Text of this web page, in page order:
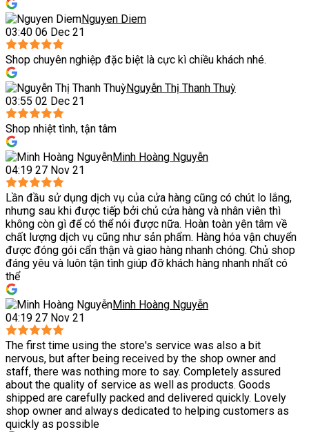
Nguyen Diem
03:40 06 Dec 21
Shop chuyên nghiệp đặc biệt là cực kì chiều khách nhé.
Nguyễn Thị Thanh Thuỳ
03:55 02 Dec 21
Shop nhiệt tình, tận tâm
Minh Hoàng Nguyễn
04:19 27 Nov 21
Lần đầu sử dụng dịch vụ của cửa hàng cũng có chút lo lắng,
nhưng sau khi được tiếp bởi chủ cửa hàng và nhân viên thì
không còn gì để có thể nói được nữa. Hoàn toàn yên tâm về
chất lượng dịch vụ cũng như sản phẩm. Hàng hóa vận chuyển
được đóng gói cẩn thận và giao hàng nhanh chóng. Chủ shop
đáng yêu và luôn tận tình giúp đỡ khách hàng nhanh nhất có
thể
Minh Hoàng Nguyễn
04:19 27 Nov 21
The first time using the store's service was also a bit
nervous, but after being received by the shop owner and
staff, there was nothing more to say. Completely assured
about the quality of service as well as products. Goods
shipped are carefully packed and delivered quickly. Lovely
shop owner and always dedicated to helping customers as
quickly as possible